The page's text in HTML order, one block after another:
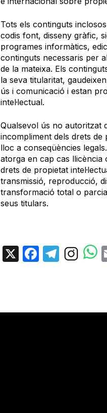
Tots els continguts
codis font, disseny gràfic,
programes informàtics,
continguts necessaris per
de la mateixa. Els
la seva titularitat,
ús i comunicació i estan
intel·lectual.
Qualsevol ús no autoritzat
incompliment dels drets de
lloc a conseqüències
atorga en cap cas llicència
drets de propietat
transmissió, reproducció,
transformació total o
seus titulars.
X